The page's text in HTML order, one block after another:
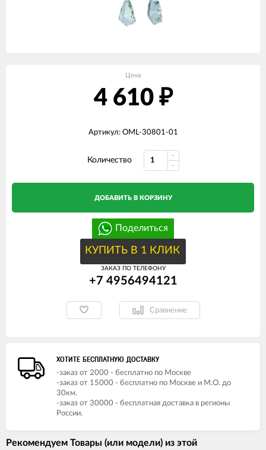
Цена
4 610 ₽
Артикул: OML-30801-01
Количество
ДОБАВИТЬ В КОРЗИНУ
Поделиться
КУПИТЬ В 1 КЛИК
ЗАКАЗ ПО ТЕЛЕФОНУ
+7 4956494121
Сравнение
ХОТИТЕ БЕСПЛАТНУЮ ДОСТАВКУ
-заказ от 2000 - бесплатно по Москве
-заказ от 15000 - бесплатно по Москве и М.О. до
30км.
-заказ от 30000 - бесплатная доставка в регионы
России.
Рекомендуем Товары (или модели) из этой